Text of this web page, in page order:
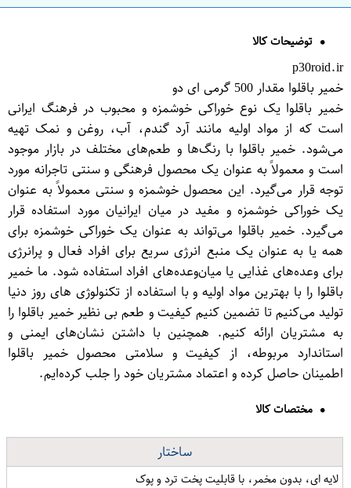
توضیحات کالا
p30roid.ir
خمیر باقلوا مقدار 500 گرمی ای دو
خمیر باقلوا یک نوع خوراکی خوشمزه و محبوب در فرهنگ ایرانی
است که از مواد اولیه مانند آرد گندم، آب، روغن و نمک تهیه
می‌شود. خمیر باقلوا با رنگ‌ها و طعم‌های مختلف در بازار موجود
است و معمولاً به عنوان یک محصول فرهنگی و سنتی تاجرانه مورد
توجه قرار می‌گیرد. این محصول خوشمزه و سنتی معمولاً به عنوان
یک خوراکی خوشمزه و مفید در میان ایرانیان مورد استفاده قرار
می‌گیرد. خمیر باقلوا می‌تواند به عنوان یک خوراکی خوشمزه برای
همه یا به عنوان یک منبع انرژی سریع برای افراد فعال و پرانرژی
برای وعده‌های غذایی یا میان‌وعده‌های افراد استفاده شود. ما خمیر
باقلوا را با بهترین مواد اولیه و با استفاده از تکنولوژی های روز دنیا
تولید می‌کنیم تا تضمین کنیم کیفیت و طعم بی نظیر خمیر باقلوا را
به مشتریان ارائه کنیم. همچنین با داشتن نشان‌های ایمنی و
استاندارد مربوطه، از کیفیت و سلامتی محصول خمیر باقلوا
اطمینان حاصل کرده و اعتماد مشتریان خود را جلب کرده‌ایم.
مختصات کالا
ساختار
لایه ای، بدون مخمر، با قابلیت پخت ترد و پوک